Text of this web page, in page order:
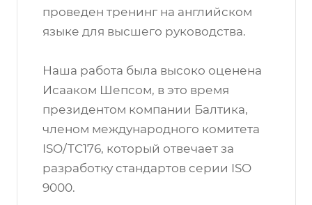
проведен тренинг на английском
языке для высшего руководства.
Наша работа была высоко оценена
Исааком Шепсом, в это время
президентом компании Балтика,
членом международного комитета
ISO/TC176, который отвечает за
разработку стандартов серии ISO
9000.